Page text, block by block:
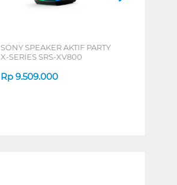
SONY SPEAKER AKTIF PARTY
X-SERIES SRS-XV800
Rp 9.509.000